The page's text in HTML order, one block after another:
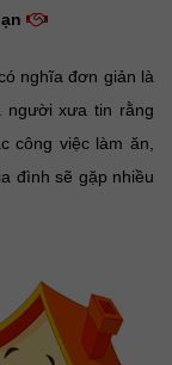
nghĩa đơn giản là
người xưa tin rằng
công việc làm ăn,
đình sẽ gặp nhiều